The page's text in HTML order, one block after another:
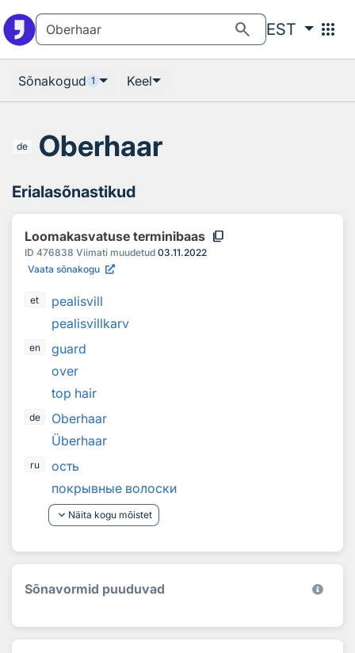
search EST apps
Sõnakogud 1 Keel
de Oberhaar
Erialasõnastikud
Loomakasvatuse terminibaas content_copy
ID 476838 Viimati muudetud 03.11.2022
Vaata sõnakogu
et
pealisvill
pealisvillkarv
en
guard
over
top hair
de
Oberhaar
Überhaar
ru
ость
покрывные волоски
keyboard_arrow_down Näita kogu mõistet
Sõnavormid puuduvad